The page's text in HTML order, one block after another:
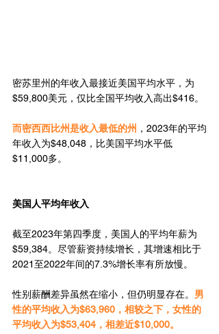
密苏里州的年收入最接近美国平均水平，为
$59,800美元，仅比全国平均收入高出$416。
而密西西比州是收入最低的州 ，2023年的平均
年收入为$48,048，比美国平均水平低
$11,000多。
美国人平均年收入
截至2023年第四季度，美国人的平均年薪为
$59,384。尽管薪资持续增长，其增速相比于
2021至2022年间的7.3%增长率有所放慢。
性别薪酬差异虽然在缩小，但仍明显存在。 男
性的平均收入为$63,960，相较之下，女性的
平均收入为$53,404，相差近$10,000。